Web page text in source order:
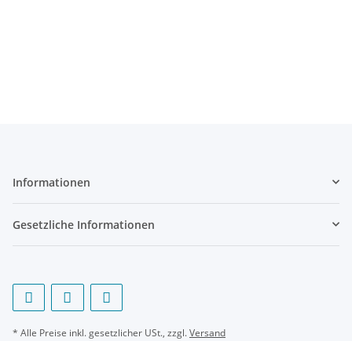
Informationen
Gesetzliche Informationen
* Alle Preise inkl. gesetzlicher USt., zzgl.Versand